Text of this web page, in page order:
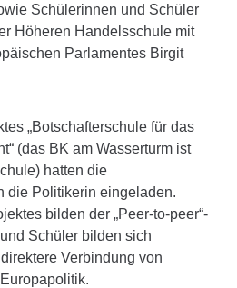
Schülerinnen und Schüler
Höheren Handelsschule mit
Parlamentes Birgit
„Botschafterschule für das
(das BK am Wasserturm ist
hatten die
die Politikerin eingeladen.
bilden der „Peer-to-peer“-
Schüler bilden sich
Verbindung von